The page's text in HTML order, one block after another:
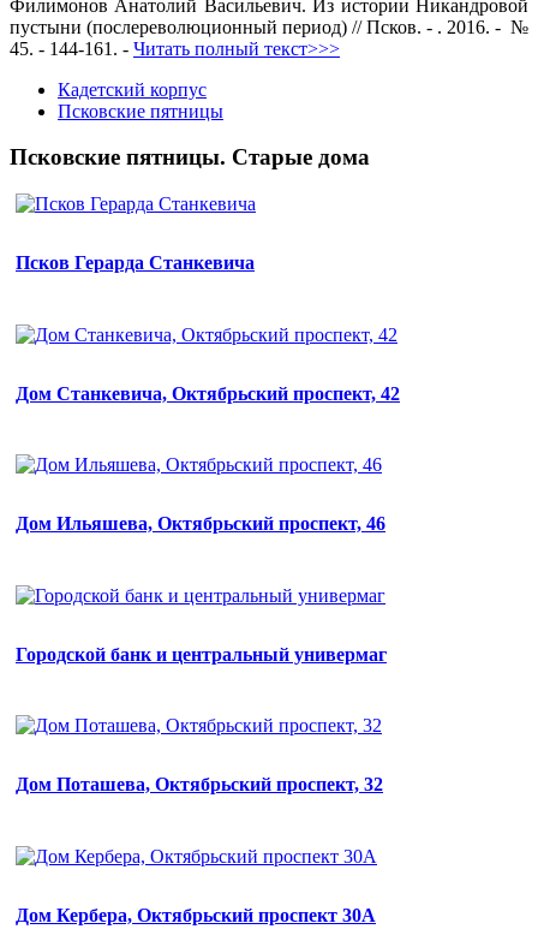
Филимонов Анатолий Васильевич. Из истории Никандровой
пустыни (послереволюционный период) // Псков. - . 2016. - №
45. - 144-161. - Читать полный текст>>>
Кадетский корпус
Псковские пятницы
Псковские пятницы. Старые дома
Псков Герарда Станкевича
Дом Станкевича, Октябрьский проспект, 42
Дом Ильяшева, Октябрьский проспект, 46
Городской банк и центральный универмаг
Дом Поташева, Октябрьский проспект, 32
Дом Кербера, Октябрьский проспект 30А